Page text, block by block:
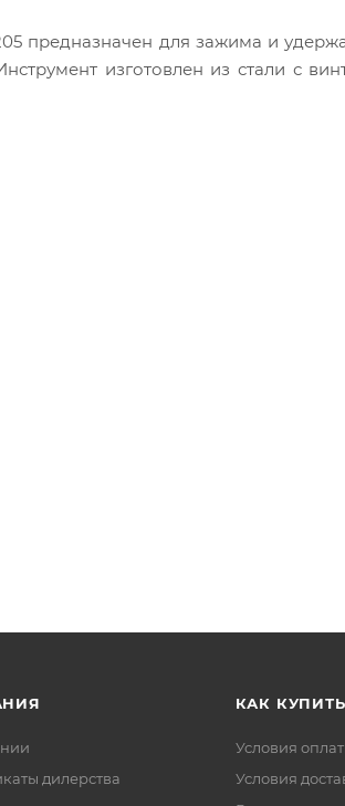
предназначен для зажима и
изготовлен из стали с
дилерства
КАК КУПИТЬ
Условия
Условия